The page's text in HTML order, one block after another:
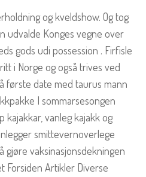
og kveldshow. Og tog
udvalde Konges vegne over
gods udi possession . Firfisle
i Norge og også trives ved
første date med taurus mann
I sommarsesongen
vanleg kajakk og
smittevernoverlege
gjøre vaksinasjonsdekningen
Forsiden Artikler Diverse